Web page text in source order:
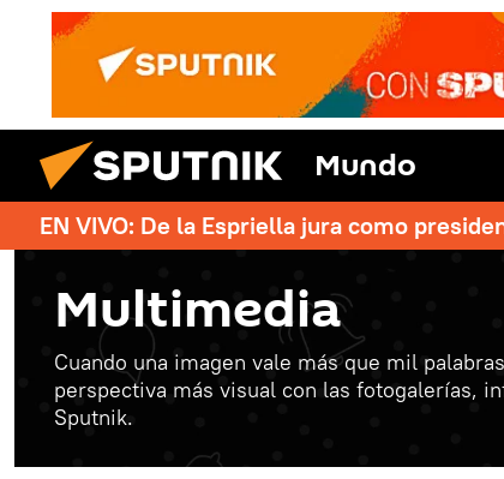
Mundo
EN VIVO: De la Espriella jura como
Multimedia
Cuando una imagen vale más que mil
perspectiva más visual con las fotogalerías,
Sputnik.